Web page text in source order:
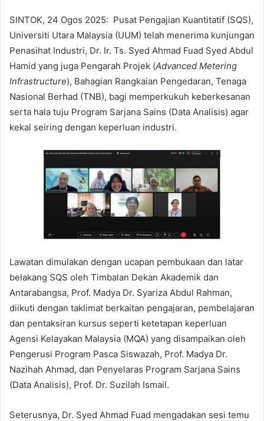
SINTOK, 24 Ogos 2025: Pusat Pengajian Kuantitatif (SQS),
Universiti Utara Malaysia (UUM) telah menerima kunjungan
Penasihat Industri, Dr. Ir. Ts. Syed Ahmad Fuad Syed Abdul
Hamid yang juga Pengarah Projek (Advanced Metering
Infrastructure), Bahagian Rangkaian Pengedaran, Tenaga
Nasional Berhad (TNB), bagi memperkukuh keberkesanan
serta hala tuju Program Sarjana Sains (Data Analisis) agar
kekal seiring dengan keperluan industri.
Lawatan dimulakan dengan ucapan pembukaan dan latar
belakang SQS oleh Timbalan Dekan Akademik dan
Antarabangsa, Prof. Madya Dr. Syariza Abdul Rahman,
diikuti dengan taklimat berkaitan pengajaran, pembelajaran
dan pentaksiran kursus seperti ketetapan keperluan
Agensi Kelayakan Malaysia (MQA) yang disampaikan oleh
Pengerusi Program Pasca Siswazah, Prof. Madya Dr.
Nazihah Ahmad, dan Penyelaras Program Sarjana Sains
(Data Analisis), Prof. Dr. Suzilah Ismail.
Seterusnya, Dr. Syed Ahmad Fuad mengadakan sesi temu